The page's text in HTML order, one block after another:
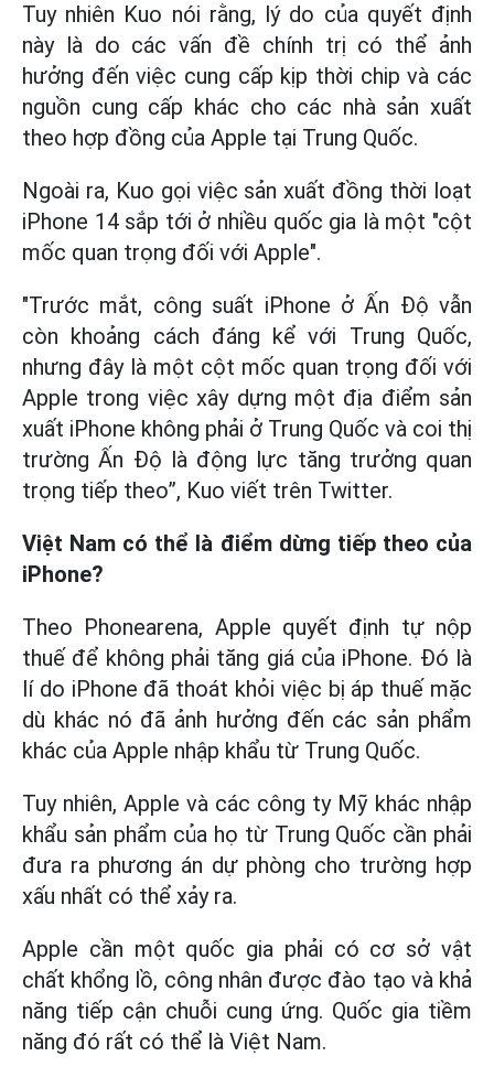
Tuy nhiên Kuo nói rằng, lý do của quyết định
này là do các vấn đề chính trị có thể ảnh
hưởng đến việc cung cấp kịp thời chip và các
nguồn cung cấp khác cho các nhà sản xuất
theo hợp đồng của Apple tại Trung Quốc.
Ngoài ra, Kuo gọi việc sản xuất đồng thời loạt
iPhone 14 sắp tới ở nhiều quốc gia là một "cột
mốc quan trọng đối với Apple".
"Trước mắt, công suất iPhone ở Ấn Độ vẫn
còn khoảng cách đáng kể với Trung Quốc,
nhưng đây là một cột mốc quan trọng đối với
Apple trong việc xây dựng một địa điểm sản
xuất iPhone không phải ở Trung Quốc và coi thị
trường Ấn Độ là động lực tăng trưởng quan
trọng tiếp theo”, Kuo viết trên Twitter.
Việt Nam có thể là điểm dừng tiếp theo của
iPhone?
Theo Phonearena, Apple quyết định tự nộp
thuế để không phải tăng giá của iPhone. Đó là
lí do iPhone đã thoát khỏi việc bị áp thuế mặc
dù khác nó đã ảnh hưởng đến các sản phẩm
khác của Apple nhập khẩu từ Trung Quốc.
Tuy nhiên, Apple và các công ty Mỹ khác nhập
khẩu sản phẩm của họ từ Trung Quốc cần phải
đưa ra phương án dự phòng cho trường hợp
xấu nhất có thể xảy ra.
Apple cần một quốc gia phải có cơ sở vật
chất khổng lồ, công nhân được đào tạo và khả
năng tiếp cận chuỗi cung ứng. Quốc gia tiềm
năng đó rất có thể là Việt Nam.